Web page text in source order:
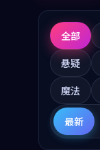
全部
悬疑
魔法
最新